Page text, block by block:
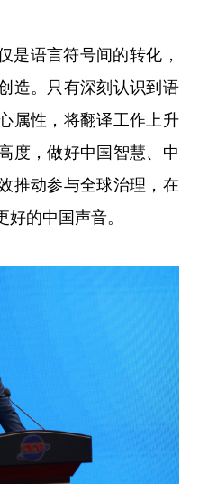
是语言符号间的转化，
造。只有深刻认识到语
属性，将翻译工作上升
度，做好中国智慧、中
推动参与全球治理，在
的中国声音。